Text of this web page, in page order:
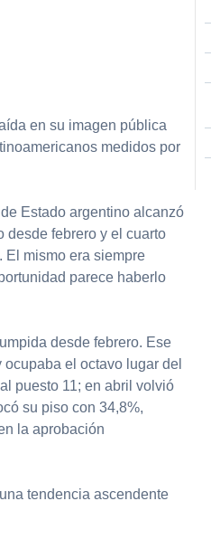
en su imagen pública
medidos por
Estado argentino alcanzó
desde febrero y el cuarto
El mismo era siempre
parece haberlo
desde febrero. Ese
el octavo lugar del
puesto 11; en abril volvió
su piso con 34,8%,
la aprobación
tendencia ascendente